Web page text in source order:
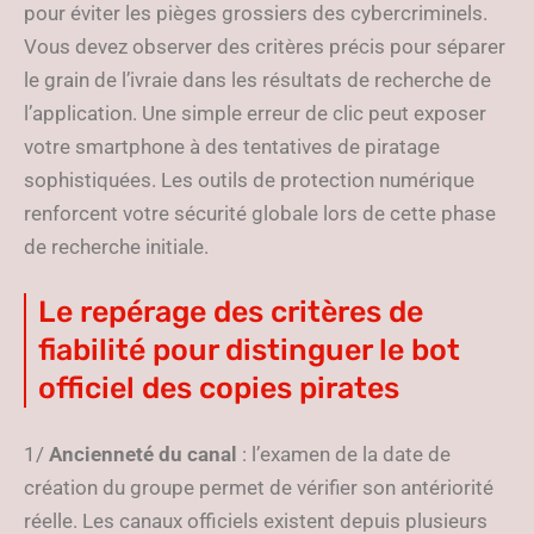
pour éviter les pièges grossiers des cybercriminels.
Vous devez observer des critères précis pour séparer
le grain de l’ivraie dans les résultats de recherche de
l’application. Une simple erreur de clic peut exposer
votre smartphone à des tentatives de piratage
sophistiquées. Les outils de protection numérique
renforcent votre sécurité globale lors de cette phase
de recherche initiale.
Le repérage des critères de
fiabilité pour distinguer le bot
officiel des copies pirates
1/ Ancienneté du canal : l’examen de la date de
création du groupe permet de vérifier son antériorité
réelle. Les canaux officiels existent depuis plusieurs